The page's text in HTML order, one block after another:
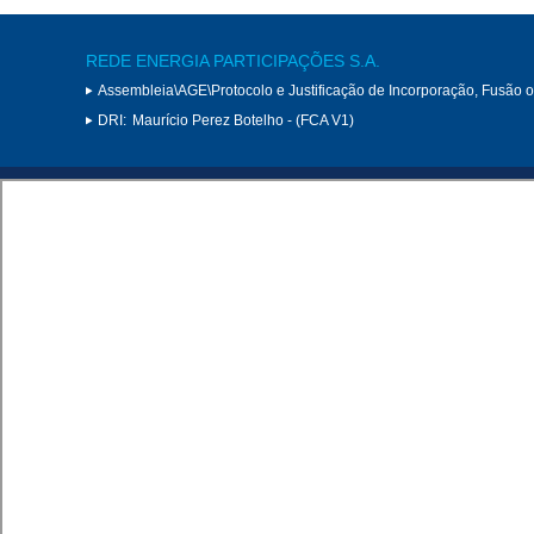
REDE ENERGIA PARTICIPAÇÕES S.A.
Assembleia\AGE\Protocolo e Justificação de Incorporação, Fusão
DRI: Maurício Perez Botelho - (FCA V1)